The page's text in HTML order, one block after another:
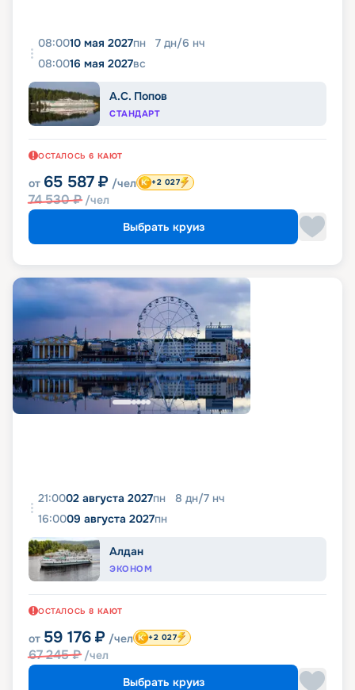
08:0010 мая 2027пн 7 дн/6 нч
08:0016 мая 2027вс
А.С. Попов
СТАНДАРТ
ОСТАЛОСЬ 6 КАЮТ
от 65 587 ₽ /чел
74 530₽ /чел
+2 027
Выбрать круиз
21:0002 августа 2027пн 8 дн/7 нч
16:0009 августа 2027пн
Алдан
ЭКОНОМ
ОСТАЛОСЬ 8 КАЮТ
от 59 176 ₽ /чел
67 245₽ /чел
+2 027
Выбрать круиз